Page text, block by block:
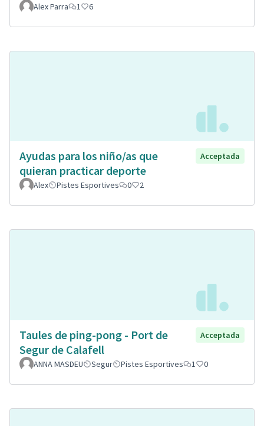
Alex Parra 1 6
Ayudas para los niño/as que
quieran practicar deporte
Acceptada
Alex Pistes Esportives 0 2
Taules de ping-pong - Port de
Segur de Calafell
Acceptada
ANNA MASDEU Segur Pistes Esportives 1 0